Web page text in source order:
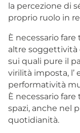
la percezione di
proprio ruolo in
È necessario
altre soggettività
sui quali pure il
virilità imposta, l’
performatività
È necessario
spazi, anche nel
quotidianità.